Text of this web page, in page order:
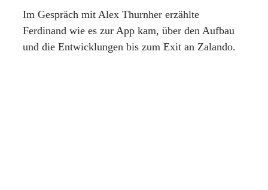
Im Gespräch mit Alex Thurnher erzählte
Ferdinand wie es zur App kam, über den Aufbau
und die Entwicklungen bis zum Exit an Zalando.